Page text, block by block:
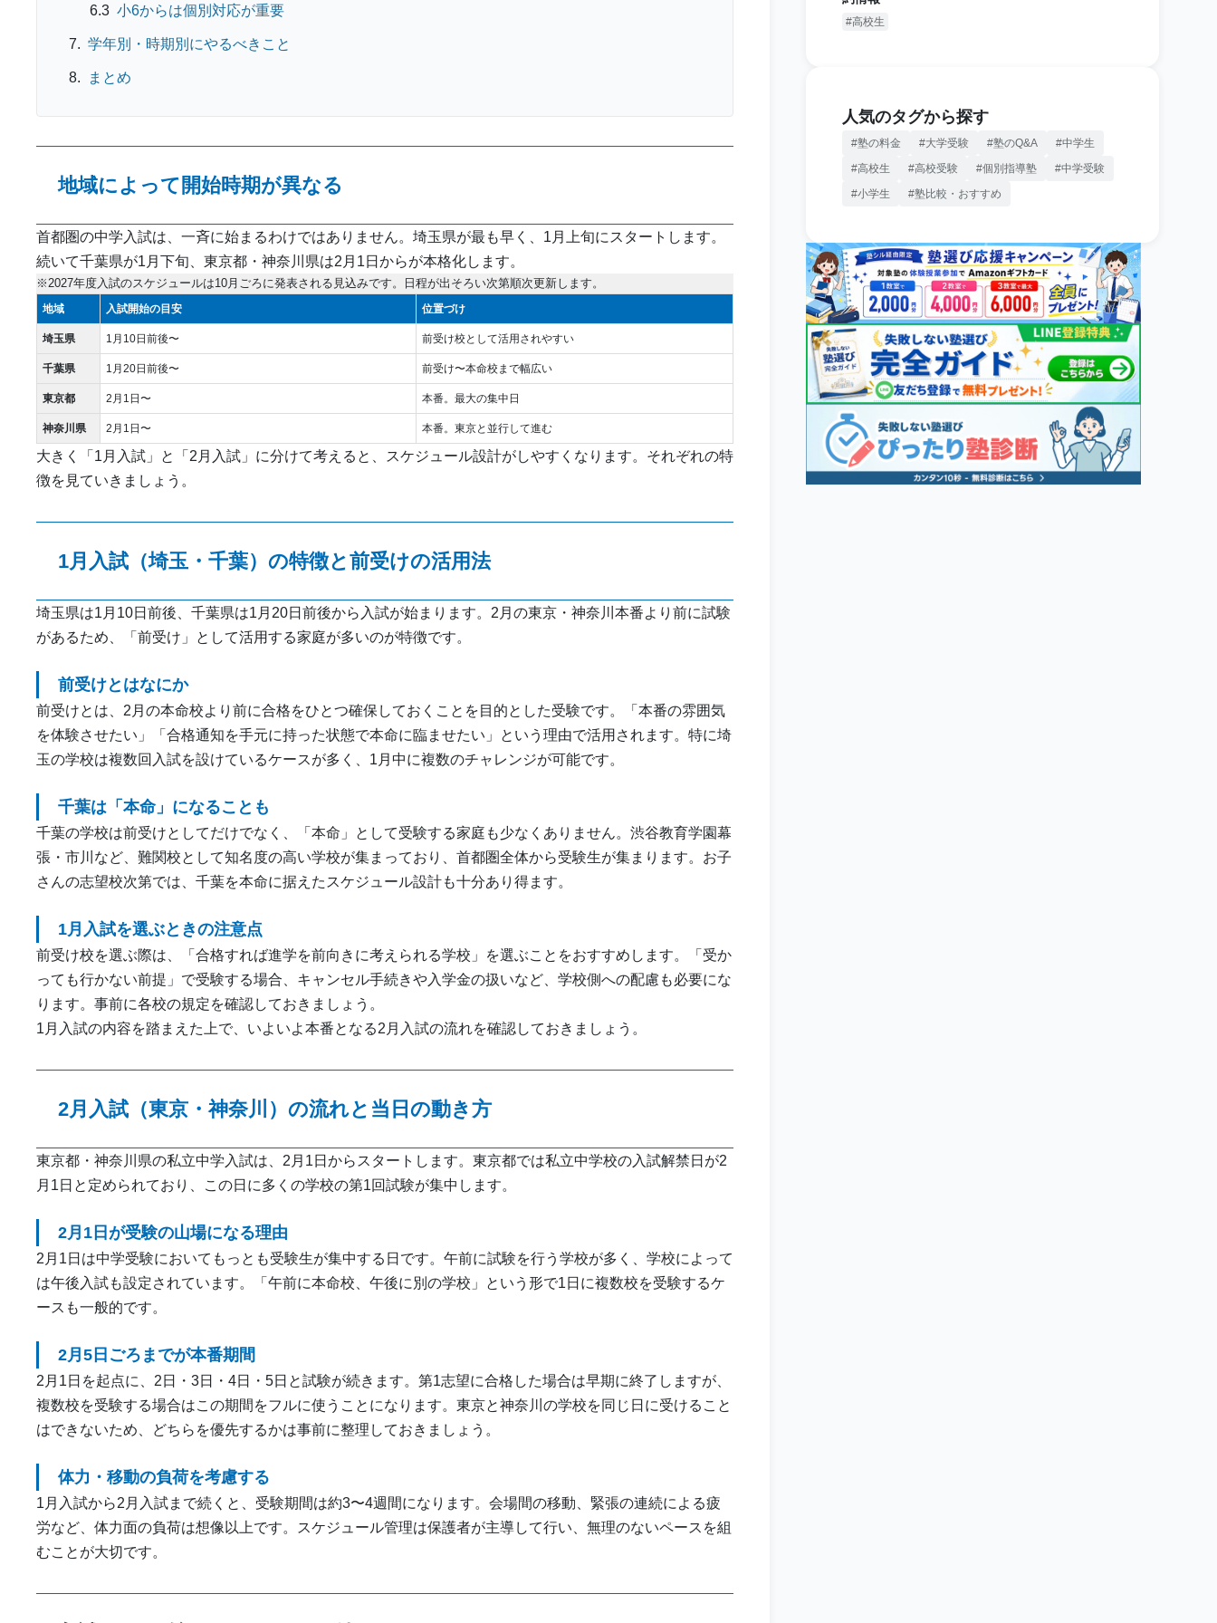
小6からは個別対応が重要
学年別・時期別にやるべきこと
まとめ
地域によって開始時期が異なる
首都圏の中学入試は、一斉に始まるわけではありません。埼玉県が最も早く、1月上旬にスタートします。
続いて千葉県が1月下旬、東京都・神奈川県は2月1日からが本格化します。
※2027年度入試のスケジュールは10月ごろに発表される見込みです。日程が出そろい次第順次更新します。
地域 入試開始の目安 位置づけ
埼玉県 1月10日前後〜 前受け校として活用されやすい
千葉県 1月20日前後〜 前受け〜本命校まで幅広い
東京都 2月1日〜 本番。最大の集中日
神奈川県 2月1日〜 本番。東京と並行して進む
大きく「1月入試」と「2月入試」に分けて考えると、スケジュール設計がしやすくなります。それぞれの特
徴を見ていきましょう。
1月入試（埼玉・千葉）の特徴と前受けの活用法
埼玉県は1月10日前後、千葉県は1月20日前後から入試が始まります。2月の東京・神奈川本番より前に試験
があるため、「前受け」として活用する家庭が多いのが特徴です。
前受けとはなにか
前受けとは、2月の本命校より前に合格をひとつ確保しておくことを目的とした受験です。「本番の雰囲気
を体験させたい」「合格通知を手元に持った状態で本命に臨ませたい」という理由で活用されます。特に埼
玉の学校は複数回入試を設けているケースが多く、1月中に複数のチャレンジが可能です。
千葉は「本命」になることも
千葉の学校は前受けとしてだけでなく、「本命」として受験する家庭も少なくありません。渋谷教育学園幕
張・市川など、難関校として知名度の高い学校が集まっており、首都圏全体から受験生が集まります。お子
さんの志望校次第では、千葉を本命に据えたスケジュール設計も十分あり得ます。
1月入試を選ぶときの注意点
前受け校を選ぶ際は、「合格すれば進学を前向きに考えられる学校」を選ぶことをおすすめします。「受か
っても行かない前提」で受験する場合、キャンセル手続きや入学金の扱いなど、学校側への配慮も必要にな
ります。事前に各校の規定を確認しておきましょう。
1月入試の内容を踏まえた上で、いよいよ本番となる2月入試の流れを確認しておきましょう。
2月入試（東京・神奈川）の流れと当日の動き方
東京都・神奈川県の私立中学入試は、2月1日からスタートします。東京都では私立中学校の入試解禁日が2
月1日と定められており、この日に多くの学校の第1回試験が集中します。
2月1日が受験の山場になる理由
2月1日は中学受験においてもっとも受験生が集中する日です。午前に試験を行う学校が多く、学校によって
は午後入試も設定されています。「午前に本命校、午後に別の学校」という形で1日に複数校を受験するケ
ースも一般的です。
2月5日ごろまでが本番期間
2月1日を起点に、2日・3日・4日・5日と試験が続きます。第1志望に合格した場合は早期に終了しますが、
複数校を受験する場合はこの期間をフルに使うことになります。東京と神奈川の学校を同じ日に受けること
はできないため、どちらを優先するかは事前に整理しておきましょう。
体力・移動の負荷を考慮する
1月入試から2月入試まで続くと、受験期間は約3〜4週間になります。会場間の移動、緊張の連続による疲
労など、体力面の負荷は想像以上です。スケジュール管理は保護者が主導して行い、無理のないペースを組
むことが大切です。
高校生
人気のタグから探す
塾の料金 大学受験 塾のQ&A
中学生
高校生
高校受験 個別指導塾
中学受験
小学生
塾比較・おすすめ